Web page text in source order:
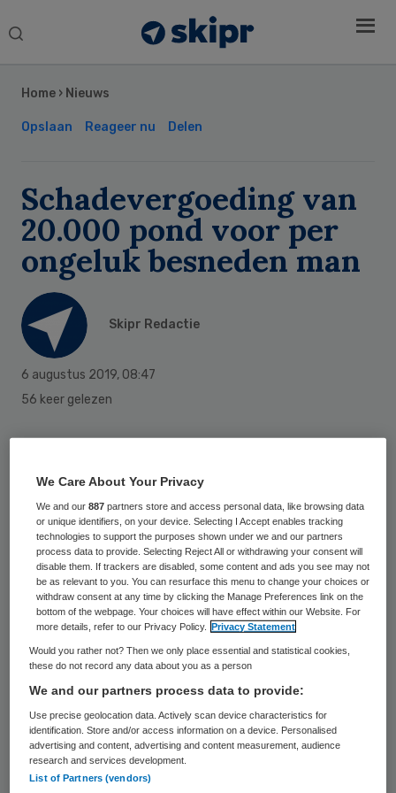
Search
Home › Nieuws
Opslaan Reageer nu Delen
Schadevergoeding van
20.000 pond voor per
ongeluk besneden man
Skipr Redactie
6 augustus 2019, 08:47
56 keer gelezen
ziekenhuis ten onrechte is besneden, krijgt
een schadevergoeding van 20.000 pond
(bijna 22.000 euro). Het ziekenhuis zegt de
blunder enorm te betreuren, bericht de
BBC.
De 70-jarige Terry Brazier had vorig jaar
eigenlijk een ingreep aan zijn blaas moeten
ondergaan in het Leicester Royal Infirmary.
Hij lag na de ingreep zo’n twee uur te
wachten tot iemand hem kwam informeren
over de vergissing. De man kreeg naar eigen
zeggen de mededeling “sorry, we hebben u
Sidebar
We Care About Your Privacy
We and our887 partners store and access personal data, like browsing data
or unique identifiers, on your device. Selecting I Accept enables tracking
technologies to support the purposes shown under we and our partners
process data to provide. Selecting Reject All or withdrawing your consent will
disable them. If trackers are disabled, some content and ads you see may not
be as relevant to you. You can resurface this menu to change your choices or
withdraw consent at any time by clicking the Manage Preferences link on the
bottom of the webpage. Your choices will have effect within our Website. For
more details, refer to our Privacy Policy.
Privacy Statement
Would you rather not? Then we only place essential and statistical cookies,
these do not record any data about you as a person
We and our partners process data to provide:
Use precise geolocation data. Actively scan device characteristics for
identification. Store and/or access information on a device. Personalised
advertising and content, advertising and content measurement, audience
research and services development.
List of Partners (vendors)